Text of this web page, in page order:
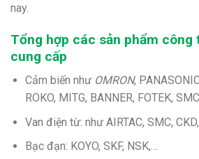
nay.
Tổng hợp các sản phẩm công
cung cấp
Cảm biến như OMRON,
ROKO, MITG, BANNER, FOTEK,
Van điện từ: như AIRTAC, SMC,
Bạc đạn: KOYO, SKF, NSK,…